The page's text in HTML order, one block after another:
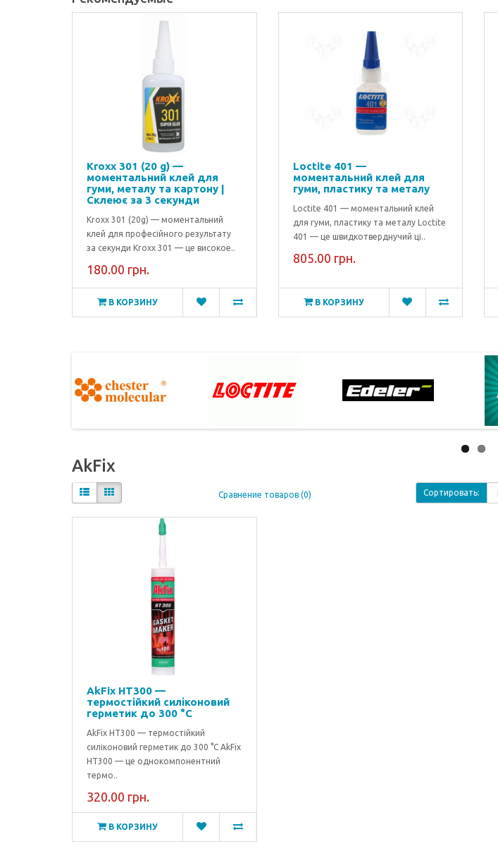
Kroxx 301 (20 g) —
моментальний клей для
гуми, металу та картону |
Склеює за 3 секунди
Kroxx 301 (20g) — моментальний
клей для професійного результату
за секунди Kroxx 301 — це високое..
180.00 грн.
В КОРЗИНУ
Loctite 401 —
моментальний клей для
гуми, пластику та металу
Loctite 401 — моментальний клей
для гуми, пластику та металу Loctite
401 — це швидкотверднучий ці..
805.00 грн.
В КОРЗИНУ
AkFix
Сравнение товаров (0) Сортировать:
AkFix HT300 —
термостійкий силіконовий
герметик до 300 °C
AkFix HT300 — термостійкий
силіконовий герметик до 300 °C AkFix
HT300 — це однокомпонентний
термо..
320.00 грн.
В КОРЗИНУ